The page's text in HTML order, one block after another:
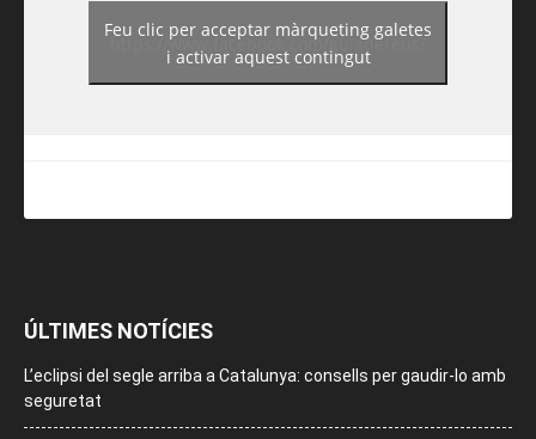
https://www.facebook.com/guiadereus/
Feu clic per acceptar màrqueting galetes
i activar aquest contingut
ÚLTIMES NOTÍCIES
L’eclipsi del segle arriba a Catalunya: consells per gaudir-lo amb
seguretat